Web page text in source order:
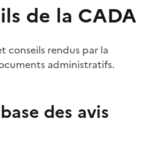
de la CADA
conseils rendus par la
administratifs.
des avis